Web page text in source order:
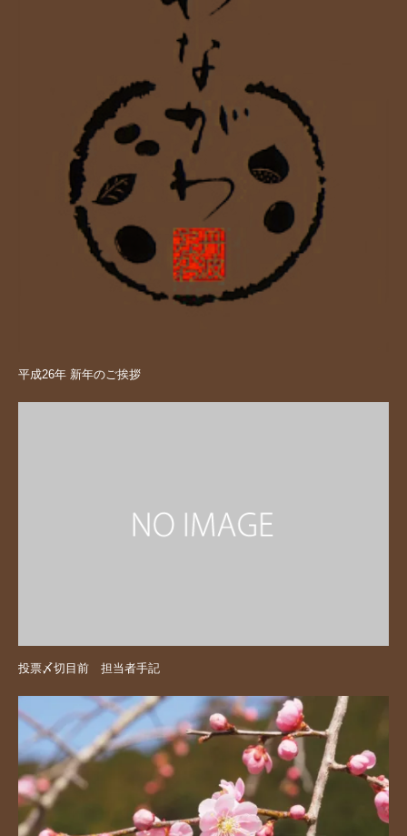
平成26年 新年のご挨拶
投票〆切目前 担当者手記